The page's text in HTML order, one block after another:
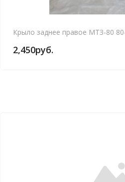
Крыло заднее правое МТЗ-80
2,450руб.